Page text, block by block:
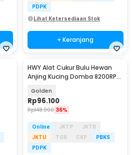
PDPK
Lihat Ketersediaan Stok
+ Keranjang
HWY Alat Cukur Bulu Hewan
Anjing Kucing Domba 8200RPM
Golden
Rp96.100
Rp148.900 36%
Online JKTP
JKTB
JKTU
TGR CKP
PBKS
PDPK